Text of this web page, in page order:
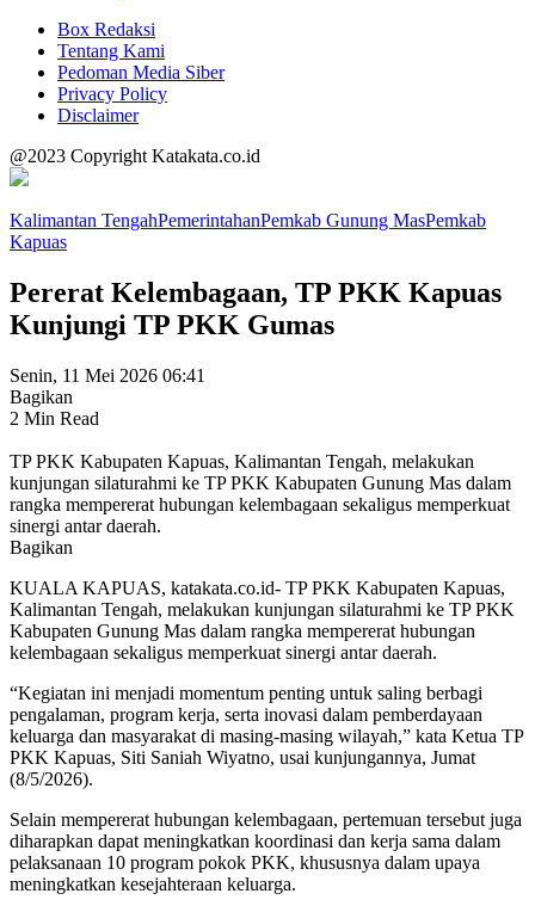
Box Redaksi
Tentang Kami
Pedoman Media Siber
Privacy Policy
Disclaimer
@2023 Copyright Katakata.co.id
Kalimantan TengahPemerintahanPemkab Gunung MasPemkab
Kapuas
Pererat Kelembagaan, TP PKK Kapuas
Kunjungi TP PKK Gumas
Senin, 11 Mei 2026 06:41
Bagikan
2 Min Read
TP PKK Kabupaten Kapuas, Kalimantan Tengah, melakukan
kunjungan silaturahmi ke TP PKK Kabupaten Gunung Mas dalam
rangka mempererat hubungan kelembagaan sekaligus memperkuat
sinergi antar daerah.
Bagikan
KUALA KAPUAS, katakata.co.id- TP PKK Kabupaten Kapuas,
Kalimantan Tengah, melakukan kunjungan silaturahmi ke TP PKK
Kabupaten Gunung Mas dalam rangka mempererat hubungan
kelembagaan sekaligus memperkuat sinergi antar daerah.
“Kegiatan ini menjadi momentum penting untuk saling berbagi
pengalaman, program kerja, serta inovasi dalam pemberdayaan
keluarga dan masyarakat di masing-masing wilayah,” kata Ketua TP
PKK Kapuas, Siti Saniah Wiyatno, usai kunjungannya, Jumat
(8/5/2026).
Selain mempererat hubungan kelembagaan, pertemuan tersebut juga
diharapkan dapat meningkatkan koordinasi dan kerja sama dalam
pelaksanaan 10 program pokok PKK, khususnya dalam upaya
meningkatkan kesejahteraan keluarga.